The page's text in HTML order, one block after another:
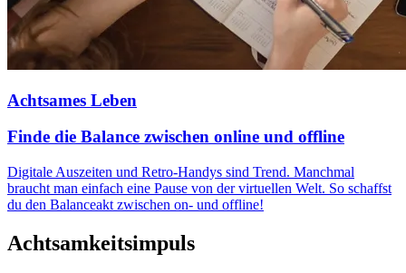
Achtsames Leben
Finde die Balance zwischen online und offline
Digitale Auszeiten und Retro-Handys sind Trend. Manchmal
braucht man einfach eine Pause von der virtuellen Welt. So schaffst
du den Balanceakt zwischen on- und offline!
Achtsamkeitsimpuls